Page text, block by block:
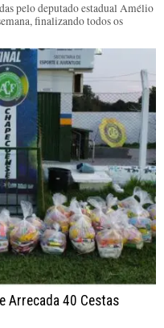
pelo deputado estadual Amélio
finalizando todos os
Arrecada 40 Cestas